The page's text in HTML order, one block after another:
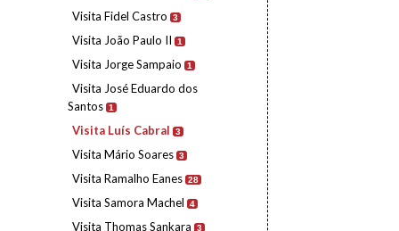
Visita Fidel Castro 3
Visita João Paulo II 1
Visita Jorge Sampaio 1
Visita José Eduardo dos
Santos 1
Visita Luís Cabral 3
Visita Mário Soares 3
Visita Ramalho Eanes 28
Visita Samora Machel 4
Visita Thomas Sankara 3